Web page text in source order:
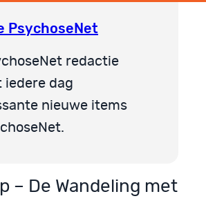
PsychoseNet
redactie
iedere dag
nieuwe items
– De Wandeling met